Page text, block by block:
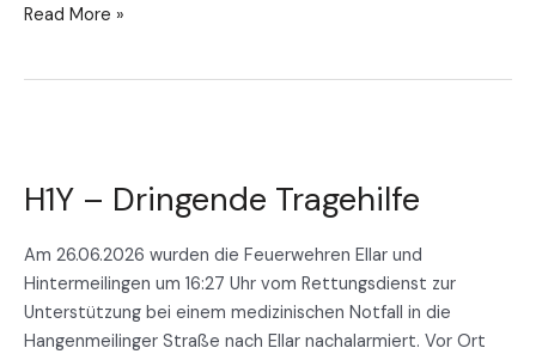
Read More »
H1Y – Dringende Tragehilfe
Am 26.06.2026 wurden die Feuerwehren Ellar und
Hintermeilingen um 16:27 Uhr vom Rettungsdienst zur
Unterstützung bei einem medizinischen Notfall in die
Hangenmeilinger Straße nach Ellar nachalarmiert. Vor Ort
Dringende